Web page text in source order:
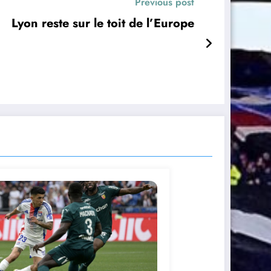
Lyon reste sur le toit de l’Europe